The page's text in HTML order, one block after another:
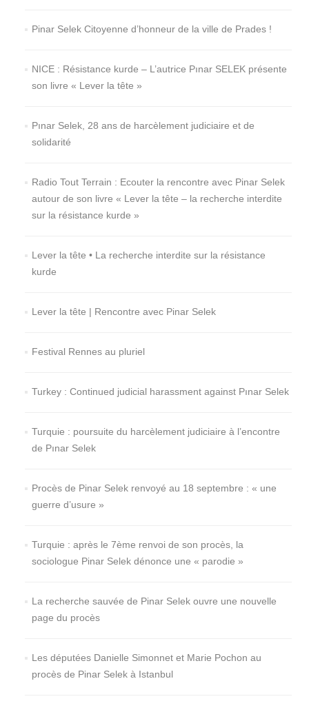
Pinar Selek Citoyenne d’honneur de la ville de Prades !
NICE : Résistance kurde – L’autrice Pınar SELEK présente
son livre « Lever la tête »
Pınar Selek, 28 ans de harcèlement judiciaire et de
solidarité
Radio Tout Terrain : Ecouter la rencontre avec Pinar Selek
autour de son livre « Lever la tête – la recherche interdite
sur la résistance kurde »
Lever la tête • La recherche interdite sur la résistance
kurde
Lever la tête | Rencontre avec Pinar Selek
Festival Rennes au pluriel
Turkey : Continued judicial harassment against Pınar Selek
Turquie : poursuite du harcèlement judiciaire à l’encontre
de Pınar Selek
Procès de Pinar Selek renvoyé au 18 septembre : « une
guerre d’usure »
Turquie : après le 7ème renvoi de son procès, la
sociologue Pinar Selek dénonce une « parodie »
La recherche sauvée de Pinar Selek ouvre une nouvelle
page du procès
Les députées Danielle Simonnet et Marie Pochon au
procès de Pinar Selek à Istanbul